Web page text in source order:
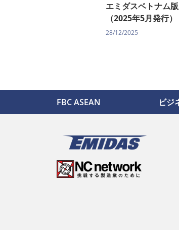
エミダスベトナム
（2025年5月発行）
28/12/2025
FBC ASEAN ビジ